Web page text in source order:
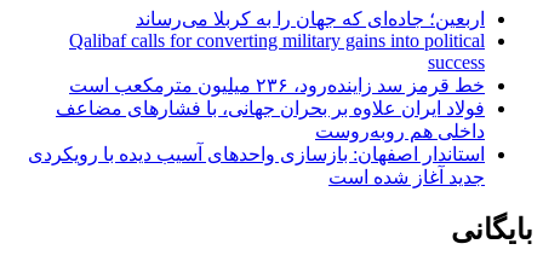
اربعین؛ جاده‌ای که جهان را به کربلا می‌رساند
Qalibaf calls for converting military gains into political
success
خط قرمز سد زاینده‌رود، ۲۳۶ میلیون مترمکعب است
فولاد ایران علاوه بر بحران جهانی، با فشارهای مضاعف
داخلی هم روبه‌روست
استاندار اصفهان: بازسازی واحدهای آسیب دیده با رویکردی
جدید آغاز شده است
بایگانی